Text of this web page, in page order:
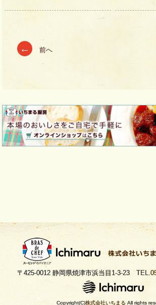
Posts
navigation
←
前へ
〒425-0012 静岡県焼津市浜当目1-3-23 TEL.
Copyright(C)株式会社いちまる All rights